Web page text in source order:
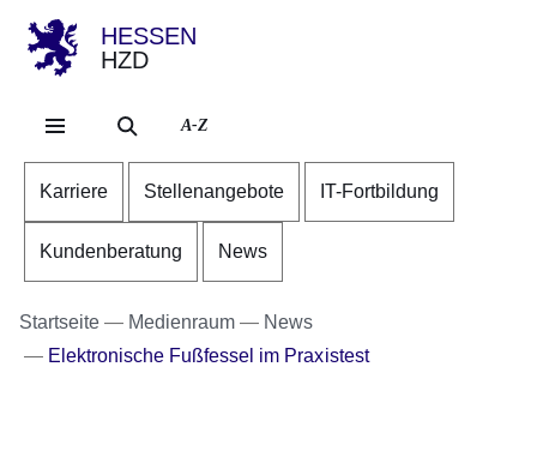
HESSEN
HZD
A-Z
Karriere Stellenangebote IT-Fortbildung
Kundenberatung News
Startseite Medienraum
News
Elektronische Fußfessel im Praxistest